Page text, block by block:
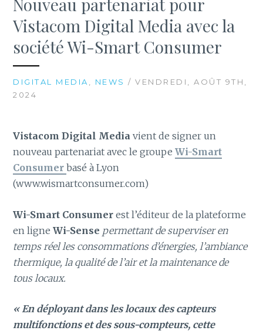
Nouveau partenariat pour
Vistacom Digital Media avec la
société Wi-Smart Consumer
DIGITAL MEDIA NEWS / VENDREDI, AOÛT 9TH,
2024
Vistacom Digital Media vient de signer un
nouveau partenariat avec le groupeWi-Smart
Consumer basé à Lyon
(www.wismartconsumer.com)
Wi-Smart Consumer est l’éditeur de la plateforme
en ligneWi-Sense permettant de superviser en
temps réel les consommations d’énergies, l’ambiance
thermique, la qualité de l’air et la maintenance de
tous locaux.
« En déployant dans les locaux des capteurs
multifonctions et des sous-compteurs, cette